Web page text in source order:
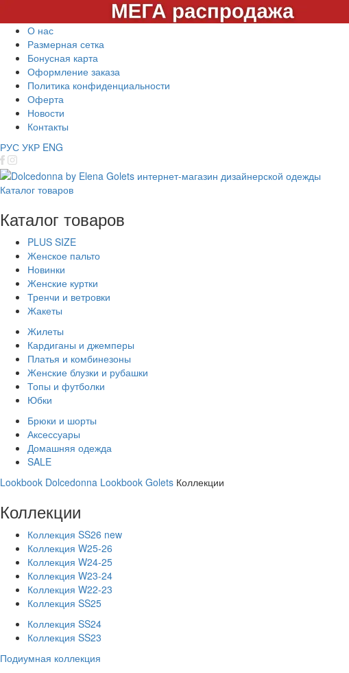
О нас
Размерная сетка
Бонусная карта
Оформление заказа
Политика конфиденциальности
Оферта
Новости
Контакты
РУС УКР ENG
Каталог товаров
Каталог товаров
PLUS SIZE
Женское пальто
Новинки
Женские куртки
Тренчи и ветровки
Жакеты
Жилеты
Кардиганы и джемперы
Платья и комбинезоны
Женские блузки и рубашки
Топы и футболки
Юбки
Брюки и шорты
Аксессуары
Домашняя одежда
SALE
Lookbook Dolcedonna Lookbook Golets Коллекции
Коллекции
Коллекция SS26 new
Коллекция W25-26
Коллекция W24-25
Коллекция W23-24
Коллекция W22-23
Коллекция SS25
Коллекция SS24
Коллекция SS23
Подиумная коллекция